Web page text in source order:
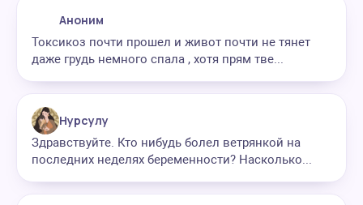
Аноним
Токсикоз почти прошел и живот почти не тянет
даже грудь немного спала , хотя прям тве...
Нурсулу
Здравствуйте. Кто нибудь болел ветрянкой на
последних неделях беременности? Насколько...